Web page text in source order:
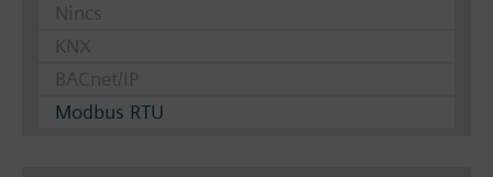
Nincs
KNX
BACnet/IP
Modbus RTU